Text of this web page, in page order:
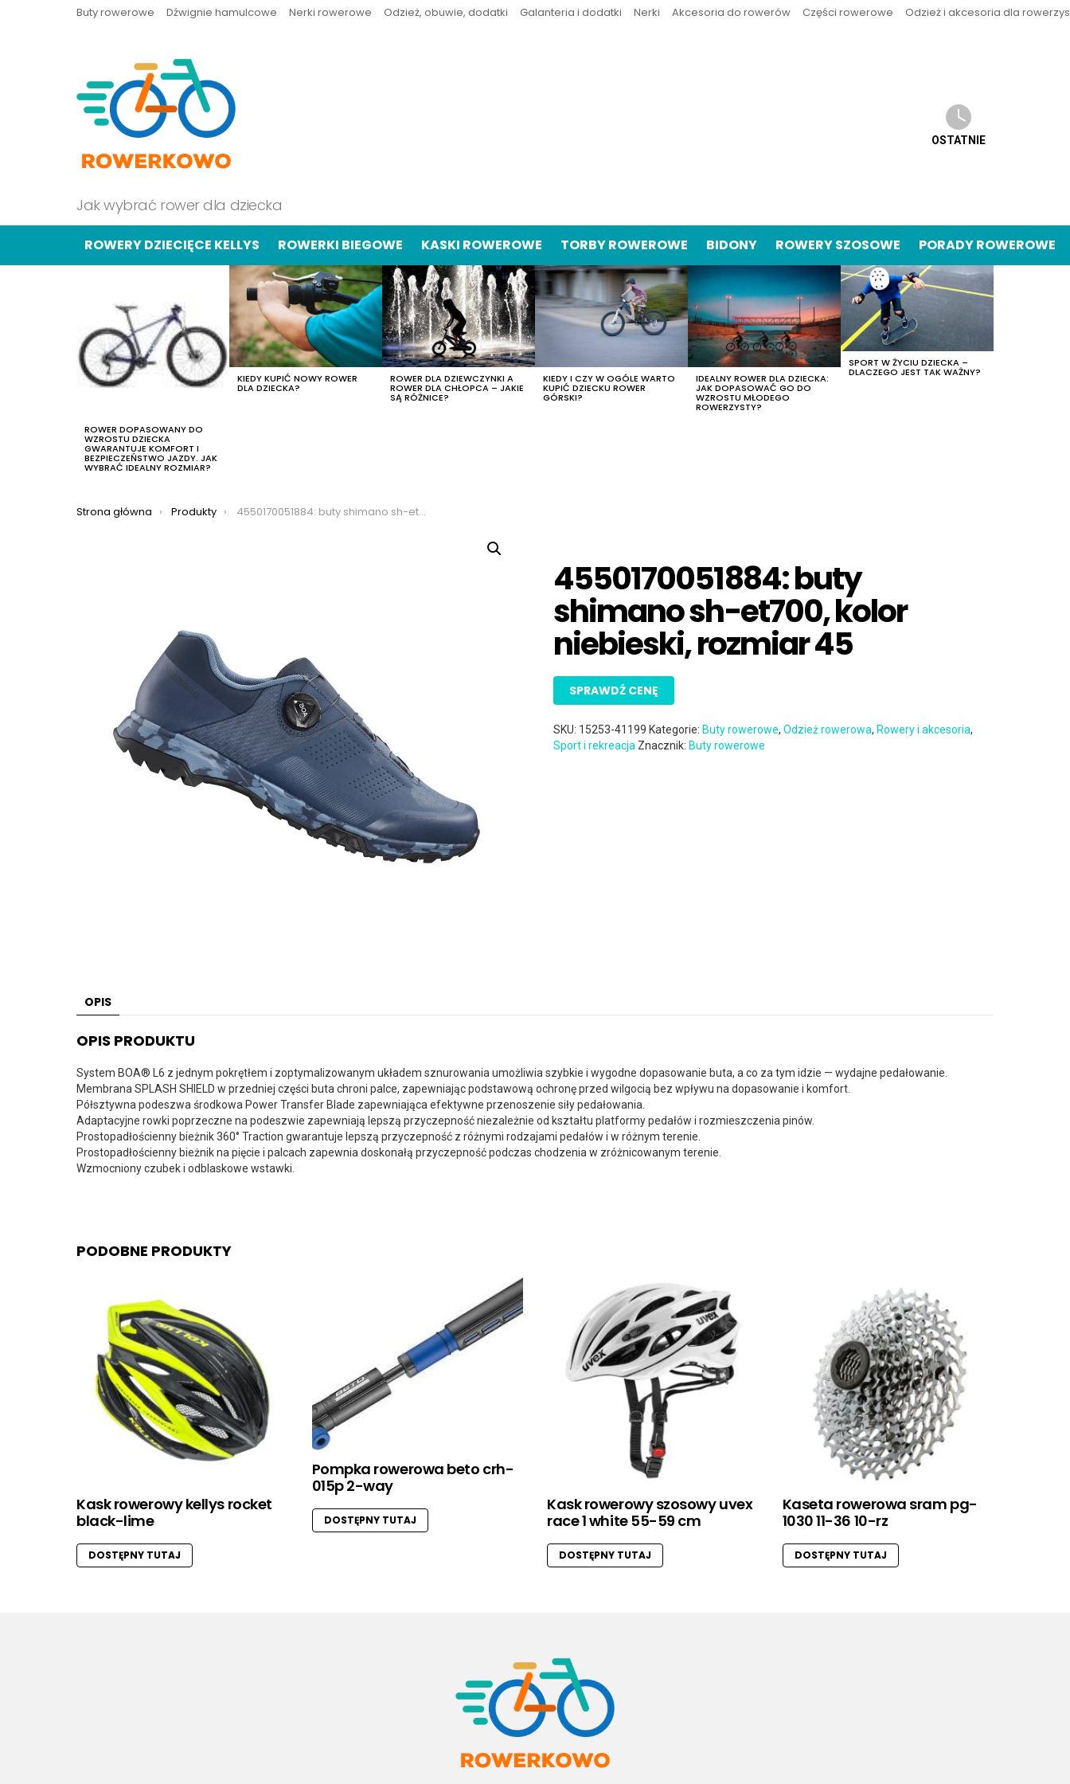
Buty rowerowe Dźwignie hamulcowe Nerki rowerowe Odzież, obuwie, dodatki Galanteria i dodatki Nerki Akcesoria do rowerów Części rowerowe Odzież i akcesoria dla
Jak wybrać rower dla dziecka
OSTATNIE
ROWERY DZIECIĘCE KELLYS ROWERKI BIEGOWE KASKI ROWEROWE TORBY ROWEROWE BIDONY ROWERY SZOSOWE PORADY ROWEROWE
ROWER DOPASOWANY DO
WZROSTU DZIECKA
GWARANTUJE KOMFORT I
BEZPIECZEŃSTWO JAZDY. JAK
WYBRAĆ IDEALNY ROZMIAR?
KIEDY KUPIĆ NOWY ROWER
DLA DZIECKA?
ROWER DLA DZIEWCZYNKI A
ROWER DLA CHŁOPCA – JAKIE
SĄ RÓŻNICE?
KIEDY I CZY W OGÓLE WARTO
KUPIĆ DZIECKU ROWER
GÓRSKI?
IDEALNY ROWER DLA DZIECKA:
JAK DOPASOWAĆ GO DO
WZROSTU MŁODEGO
ROWERZYSTY?
SPORT W ŻYCIU DZIECKA –
DLACZEGO JEST TAK WAŻNY?
Jesteś tutaj:
Strona główna Produkty 4550170051884: buty shimano sh-et700, kolor niebieski, rozmiar 45
4550170051884: buty
shimano sh-et700, kolor
niebieski, rozmiar 45
SPRAWDŹ CENĘ
SKU: 15253-41199 Kategorie: Buty rowerowe,Odzież rowerowa, Rowery i akcesoria,
Sport i rekreacja Znacznik: Buty rowerowe
OPIS
OPIS PRODUKTU
System BOA® L6 z jednym pokrętłem i zoptymalizowanym układem sznurowania umożliwia szybkie i wygodne dopasowanie buta, a co za tym idzie — wydajne pedałowanie.
Membrana SPLASH SHIELD w przedniej części buta chroni palce, zapewniając podstawową ochronę przed wilgocią bez wpływu na dopasowanie i komfort.
Półsztywna podeszwa środkowa Power Transfer Blade zapewniająca efektywne przenoszenie siły pedałowania.
Adaptacyjne rowki poprzeczne na podeszwie zapewniają lepszą przyczepność niezależnie od kształtu platformy pedałów i rozmieszczenia pinów.
Prostopadłościenny bieżnik 360° Traction gwarantuje lepszą przyczepność z różnymi rodzajami pedałów i w różnym terenie.
Prostopadłościenny bieżnik na pięcie i palcach zapewnia doskonałą przyczepność podczas chodzenia w zróżnicowanym terenie.
Wzmocniony czubek i odblaskowe wstawki.
PODOBNE PRODUKTY
Kask rowerowy kellys rocket
black-lime
DOSTĘPNY TUTAJ
Pompka rowerowa beto crh-
015p 2-way
DOSTĘPNY TUTAJ
Kask rowerowy szosowy uvex
race 1 white 55-59 cm
DOSTĘPNY TUTAJ
Kaseta rowerowa sram pg-
1030 11-36 10-rz
DOSTĘPNY TUTAJ